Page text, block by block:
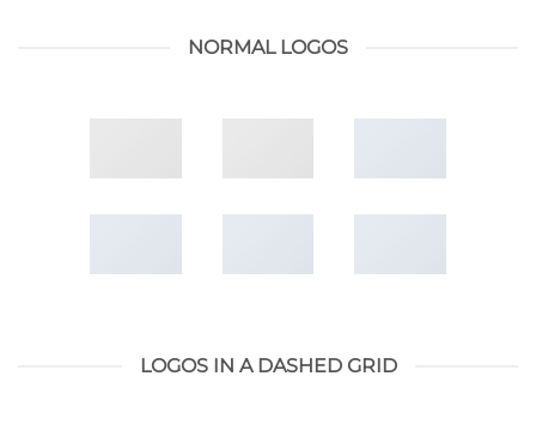
NORMAL LOGOS
LOGOS IN A DASHED GRID